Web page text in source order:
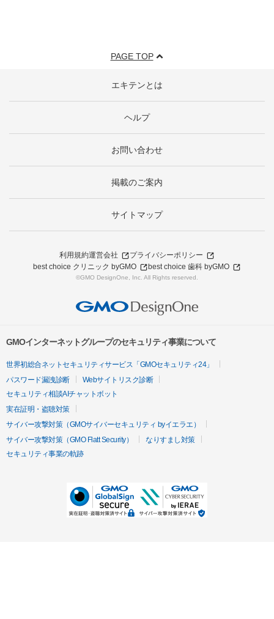
PAGE TOP
エキテンとは
ヘルプ
お問い合わせ
掲載のご案内
サイトマップ
利用規約運営会社
プライバシーポリシー
best choice クリニック byGMO
best choice 歯科 byGMO
©GMO DesignOne, Inc. All Rights reserved.
GMOインターネットグループのセキュリティ事業について
世界初総合ネットセキュリティサービス「GMOセキュリティ24」
パスワード漏洩診断
Webサイトリスク診断
セキュリティ相談AIチャットボット
実在証明・盗聴対策
サイバー攻撃対策（GMOサイバーセキュリティ byイエラエ）
サイバー攻撃対策（GMO Flatt Security）
なりすまし対策
セキュリティ事業の軌跡